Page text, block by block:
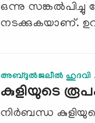
ഒന്നു സങ്കല്‍പിച്ചു
നടക്കുകയാണ്.
അബ്ദുല്‍ജലീല്‍ ഹുദവി
കുളിയുടെ
നിര്‍ബന്ധ